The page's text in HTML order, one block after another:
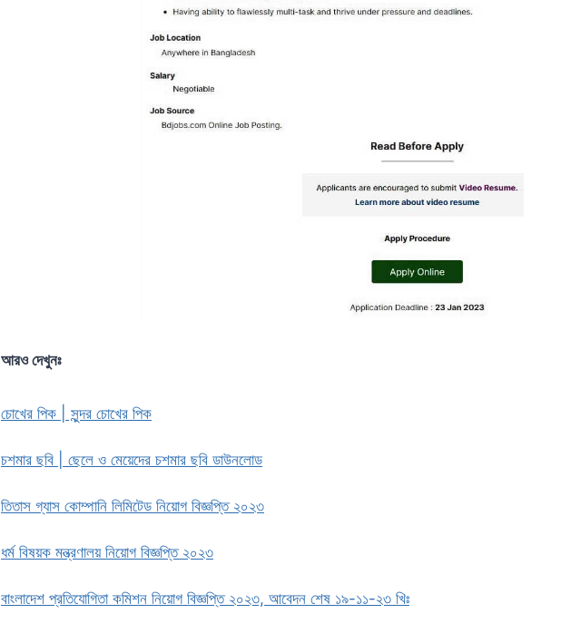
আরও দেখুনঃ
চোখের পিক | সুন্দর চোখের পিক
চশমার ছবি | ছেলে ও মেয়েদের চশমার ছবি ডাউনলোড
তিতাস গ্যাস কোম্পানি লিমিটেড নিয়োগ বিজ্ঞপ্তি ২০২৩
ধর্ম বিষয়ক মন্ত্রণালয় নিয়োগ বিজ্ঞপ্তি ২০২৩
বাংলাদেশ প্রতিযোগিতা কমিশন নিয়োগ বিজ্ঞপ্তি ২০২৩, আবেদন শেষ ১৯-১১-২৩ খিঃ